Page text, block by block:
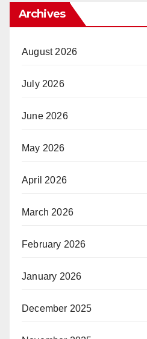
Archives
August 2026
July 2026
June 2026
May 2026
April 2026
March 2026
February 2026
January 2026
December 2025